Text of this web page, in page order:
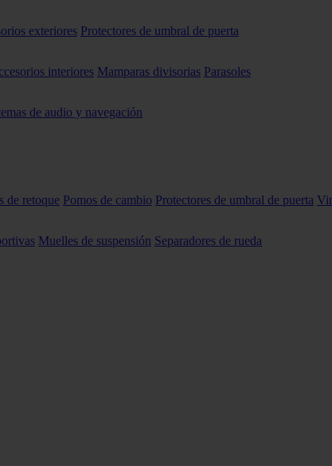
exteriores Protectores de umbral de puerta
interiores Mamparas divisorias Parasoles
de audio y navegación
de retoque Pomos de cambio Protectores de umbral de puerta
Muelles de suspensión Separadores de rueda